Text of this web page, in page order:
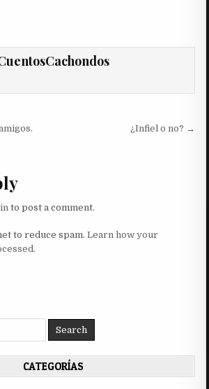
¿Infiel o no? →
to post a comment.
to reduce spam.Learn how your
CATEGORÍAS